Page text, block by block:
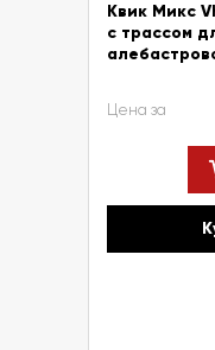
Квик Микс
с трассом
Цена за